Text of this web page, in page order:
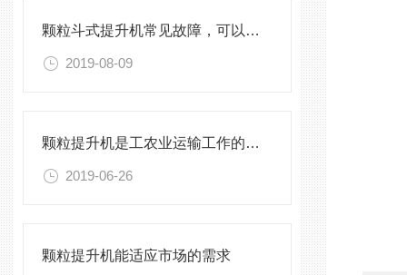
颗粒斗式提升机常见故障，可以这样排查
2019-08-09
颗粒提升机是工农业运输工作的主要机组
2019-06-26
颗粒提升机能适应市场的需求